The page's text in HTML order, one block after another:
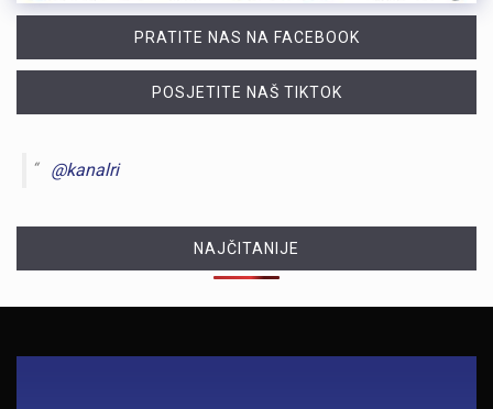
PRATITE NAS NA FACEBOOK
POSJETITE NAŠ TIKTOK
@kanalri
NAJČITANIJE